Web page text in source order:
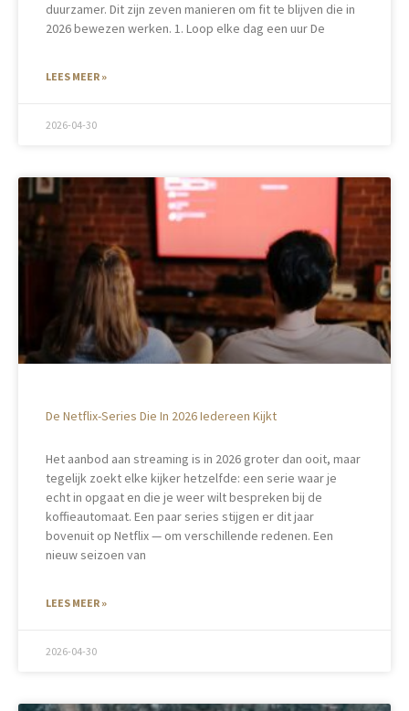
duurzamer. Dit zijn zeven manieren om fit te blijven die in
2026 bewezen werken. 1. Loop elke dag een uur De
LEES MEER »
2026-04-30
De Netflix-Series Die In 2026 Iedereen Kijkt
Het aanbod aan streaming is in 2026 groter dan ooit, maar
tegelijk zoekt elke kijker hetzelfde: een serie waar je
echt in opgaat en die je weer wilt bespreken bij de
koffieautomaat. Een paar series stijgen er dit jaar
bovenuit op Netflix — om verschillende redenen. Een
nieuw seizoen van
LEES MEER »
2026-04-30